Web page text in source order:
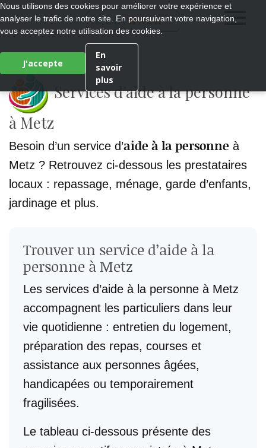
MEDI WALK®
Services d’aide à la personne
à Metz
Besoin d’un service d’aide à la personne à
Metz ? Retrouvez ci-dessous les prestataires
locaux : repassage, ménage, garde d’enfants,
jardinage et plus.
Trouver un service d’aide à la
personne à Metz
Les services d’aide à la personne à Metz
accompagnent les particuliers dans leur
vie quotidienne : entretien du logement,
préparation des repas, courses et
assistance aux personnes âgées,
handicapées ou temporairement
fragilisées.
Le tableau ci-dessous présente des
Nous utilisons des cookies pour améliorer votre expérience et
analyser le trafic de notre site. En poursuivant votre navigation,
vous acceptez notre utilisation des cookies.
J'accepte
En
savoir
plus